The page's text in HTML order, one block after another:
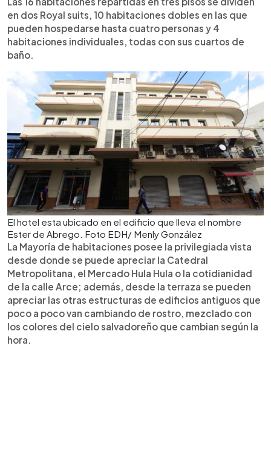
en dos Royal suits, 10 habitaciones dobles en las que
pueden hospedarse hasta cuatro personas y 4
habitaciones individuales, todas con sus cuartos de
baño.
El hotel esta ubicado en el edificio que lleva el nombre
Ester de Abrego. Foto EDH/ Menly González
La Mayoría de habitaciones posee la privilegiada vista
desde donde se puede apreciar la Catedral
Metropolitana, el Mercado Hula Hula o la cotidianidad
de la calle Arce; además, desde la terraza se pueden
apreciar las otras estructuras de edificios antiguos que
poco a poco van cambiando de rostro, mezclado con
los colores del cielo salvadoreño que cambian según la
hora.